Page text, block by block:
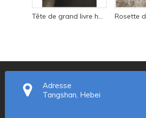
Tête de grand livre horizontale multidirectionnelle d'échafaudage de serrure d'anneau de prix bon marché d'Andamio
Adresse
Tangshan, Hebei